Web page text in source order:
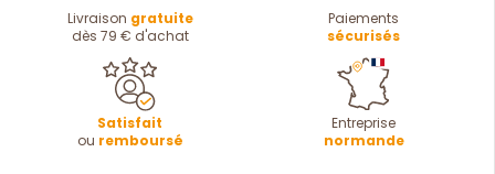
Livraison gratuite
dès 79 € d'achat
Paiements
sécurisés
Satisfait
ou remboursé
Entreprise
normande